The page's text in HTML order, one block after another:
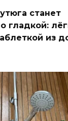
станет
гладкой:
из